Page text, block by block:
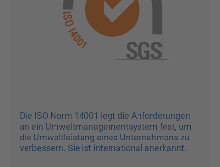
Die ISO Norm 14001 legt die Anforderungen
an ein Umweltmanagementsystem fest, um
die Umweltleistung eines Unternehmens zu
verbessern. Sie ist international anerkannt.